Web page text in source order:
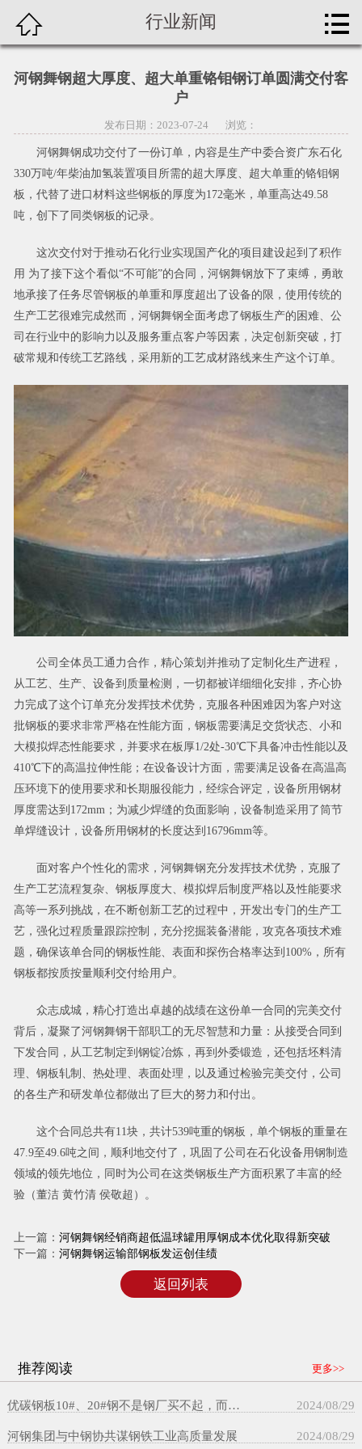
产品中心
工程案例
期货订轧
联系我们
 行业新闻
分
类

河钢舞钢超大厚度、超大单重铬钼钢订单圆满交付客
户
发布日期：2023-07-24 浏览：
河钢舞钢成功交付了一份订单，内容是生产中委合资广东石化
330万吨/年柴油加氢装置项目所需的超大厚度、超大单重的铬钼钢
板，代替了进口材料这些钢板的厚度为172毫米，单重高达49.58
吨，创下了同类钢板的记录。
这次交付对于推动石化行业实现国产化的项目建设起到了积作
用 为了接下这个看似“不可能”的合同，河钢舞钢放下了束缚，勇敢
地承接了任务尽管钢板的单重和厚度超出了设备的限，使用传统的
生产工艺很难完成然而，河钢舞钢全面考虑了钢板生产的困难、公
司在行业中的影响力以及服务重点客户等因素，决定创新突破，打
破常规和传统工艺路线，采用新的工艺成材路线来生产这个订单。
公司全体员工通力合作，精心策划并推动了定制化生产进程，
从工艺、生产、设备到质量检测，一切都被详细细化安排，齐心协
力完成了这个订单充分发挥技术优势，克服各种困难因为客户对这
批钢板的要求非常严格在性能方面，钢板需要满足交货状态、小和
大模拟焊态性能要求，并要求在板厚1/2处-30℃下具备冲击性能以及
410℃下的高温拉伸性能；在设备设计方面，需要满足设备在高温高
压环境下的使用要求和长期服役能力，经综合评定，设备所用钢材
厚度需达到172mm；为减少焊缝的负面影响，设备制造采用了筒节
单焊缝设计，设备所用钢材的长度达到16796mm等。
面对客户个性化的需求，河钢舞钢充分发挥技术优势，克服了
生产工艺流程复杂、钢板厚度大、模拟焊后制度严格以及性能要求
高等一系列挑战，在不断创新工艺的过程中，开发出专门的生产工
艺，强化过程质量跟踪控制，充分挖掘装备潜能，攻克各项技术难
题，确保该单合同的钢板性能、表面和探伤合格率达到100%，所有
钢板都按质按量顺利交付给用户。
众志成城，精心打造出卓越的战绩在这份单一合同的完美交付
背后，凝聚了河钢舞钢干部职工的无尽智慧和力量：从接受合同到
下发合同，从工艺制定到钢锭冶炼，再到外委锻造，还包括坯料清
理、钢板轧制、热处理、表面处理，以及通过检验完美交付，公司
的各生产和研发单位都做出了巨大的努力和付出。
这个合同总共有11块，共计539吨重的钢板，单个钢板的重量在
47.9至49.6吨之间，顺利地交付了，巩固了公司在石化设备用钢制造
领域的领先地位，同时为公司在这类钢板生产方面积累了丰富的经
验（董洁 黄竹清 侯敬超）。
上一篇： 河钢舞钢经销商超低温球罐用厚钢成本优化取得新突破
下一篇： 河钢舞钢运输部钢板发运创佳绩
返回列表
推荐阅读 更多>>
优碳钢板10#、20#钢不是钢厂买不起，而是舞钢经销商更有性价比 2024/08/29
河钢集团与中钢协共谋钢铁工业高质量发展 2024/08/29